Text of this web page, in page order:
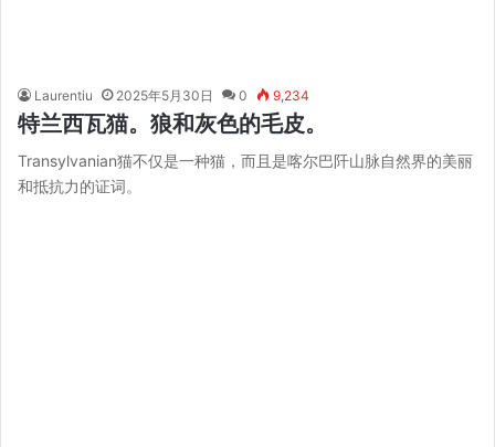
Laurentiu 2025年5月30日 0 9,234
特兰西瓦猫。狼和灰色的毛皮。
Transylvanian猫不仅是一种猫，而且是喀尔巴阡山脉自然界的美丽
和抵抗力的证词。